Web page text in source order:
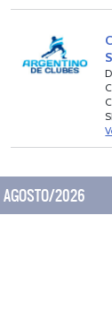
AGOSTO/2026